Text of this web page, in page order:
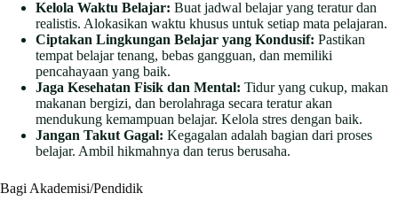
Kelola Waktu Belajar: Buat jadwal belajar yang teratur dan
realistis. Alokasikan waktu khusus untuk setiap mata pelajaran.
Ciptakan Lingkungan Belajar yang Kondusif: Pastikan
tempat belajar tenang, bebas gangguan, dan memiliki
pencahayaan yang baik.
Jaga Kesehatan Fisik dan Mental: Tidur yang cukup, makan
makanan bergizi, dan berolahraga secara teratur akan
mendukung kemampuan belajar. Kelola stres dengan baik.
Jangan Takut Gagal: Kegagalan adalah bagian dari proses
belajar. Ambil hikmahnya dan terus berusaha.
Bagi Akademisi/Pendidik